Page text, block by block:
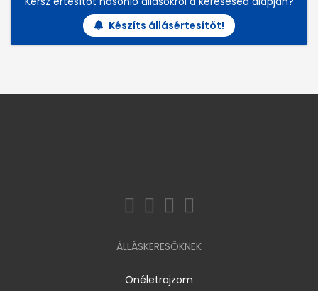
Készíts állásértesítőt!
ÁLLÁSKERESŐKNEK
Önéletrajzom